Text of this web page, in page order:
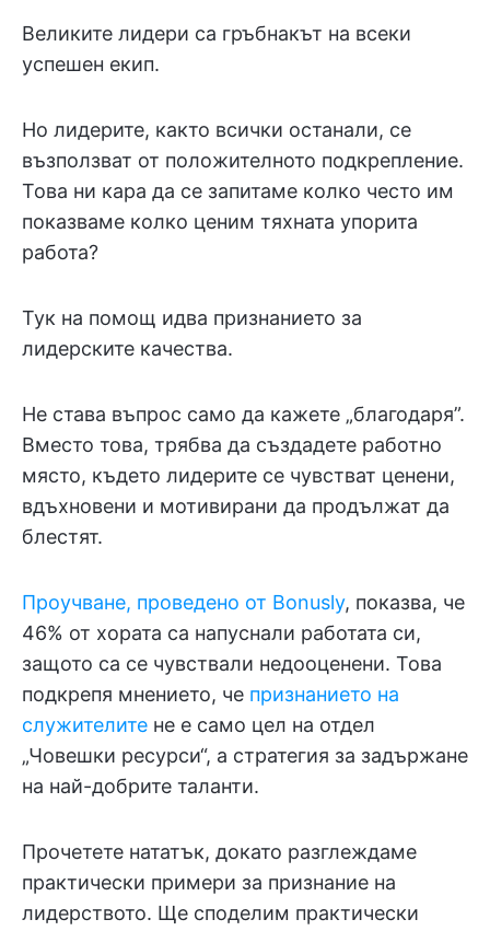
Великите лидери са гръбнакът на всеки
успешен екип.
Но лидерите, както всички останали, се
възползват от положителното подкрепление.
Това ни кара да се запитаме колко често им
показваме колко ценим тяхната упорита
работа?
Тук на помощ идва признанието за
лидерските качества.
Не става въпрос само да кажете „благодаря”.
Вместо това, трябва да създадете работно
място, където лидерите се чувстват ценени,
вдъхновени и мотивирани да продължат да
блестят.
Проучване, проведено от Bonusly, показва, че
46% от хората са напуснали работата си,
защото са се чувствали недооценени. Това
подкрепя мнението, че признанието на
служителите не е само цел на отдел
„Човешки ресурси“, а стратегия за задържане
на най-добрите таланти.
Прочетете нататък, докато разглеждаме
практически примери за признание на
лидерството. Ще споделим практически